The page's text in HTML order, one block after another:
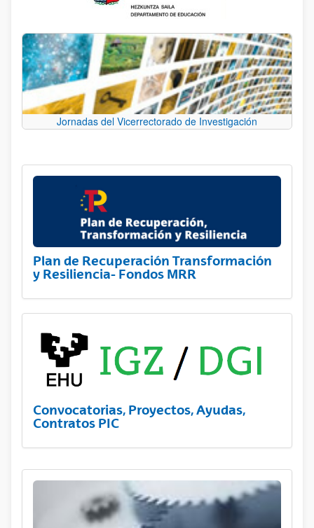
Jornadas del Vicerrectorado de Investigación
Plan de Recuperación Transformación
y Resiliencia- Fondos MRR
Convocatorias, Proyectos, Ayudas,
Contratos PIC